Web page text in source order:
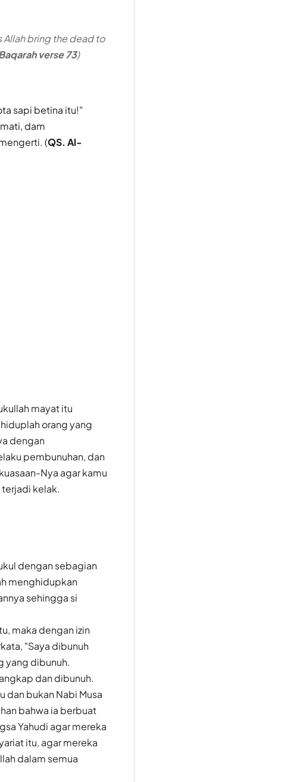
Allah bring the dead to
verse 73)
sapi betina itu!"
dam
(QS. Al-
mayat itu
orang yang
dengan
pembunuhan, dan
Nya agar kamu
kelak.
dengan sebagian
menghidupkan
sehingga si
maka dengan izin
"Saya dibunuh
yang dibunuh.
dan dibunuh.
dan bukan Nabi Musa
bahwa ia berbuat
Yahudi agar mereka
itu, agar mereka
dalam semua